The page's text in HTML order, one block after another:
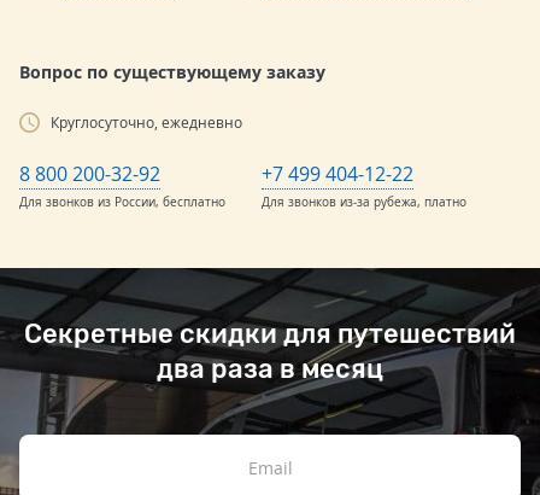
Вопрос по существующему заказу
Круглосуточно, ежедневно
8 800 200-32-92
Для звонков из России, бесплатно
+7 499 404-12-22
Для звонков из-за рубежа, платно
Секретные скидки для путешествий
два раза в месяц